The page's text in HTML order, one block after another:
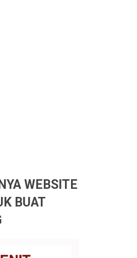
WEBSITE
BUAT